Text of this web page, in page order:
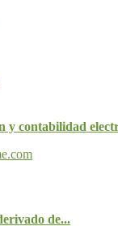
y contabilidad
de...